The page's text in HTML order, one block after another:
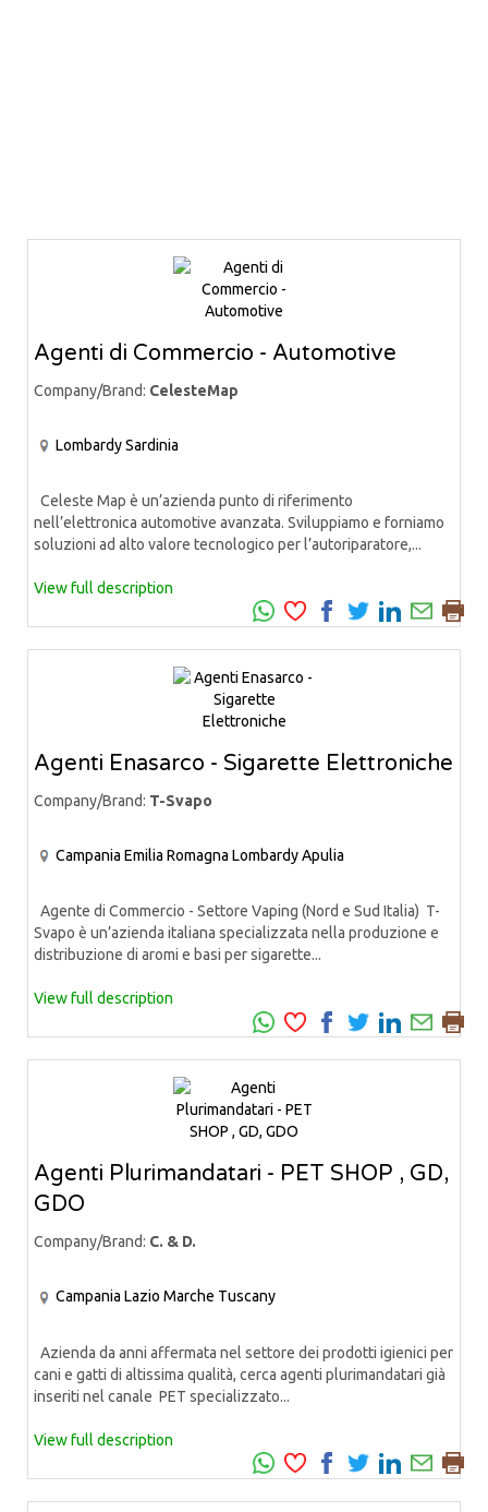
Agenti di Commercio - Automotive
Company/Brand: CelesteMap
LombardySardinia
Celeste Map è un’azienda punto di riferimento
nell’elettronica automotive avanzata. Sviluppiamo e forniamo
soluzioni ad alto valore tecnologico per l’autoriparatore,...
View full description
Agenti Enasarco - Sigarette Elettroniche
Company/Brand: T-Svapo
Campania Emilia Romagna LombardyApulia
Agente di Commercio - Settore Vaping (Nord e Sud Italia) T-
Svapo è un’azienda italiana specializzata nella produzione e
distribuzione di aromi e basi per sigarette...
View full description
Agenti Plurimandatari - PET SHOP , GD,
GDO
Company/Brand: C. & D.
Campania Lazio Marche Tuscany
Azienda da anni affermata nel settore dei prodotti igienici per
cani e gatti di altissima qualità, cerca agenti plurimandatari già
inseriti nel canale PET specializzato...
View full description